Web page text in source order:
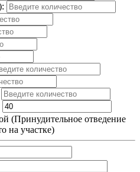
(Принудительное отведение
на участке)